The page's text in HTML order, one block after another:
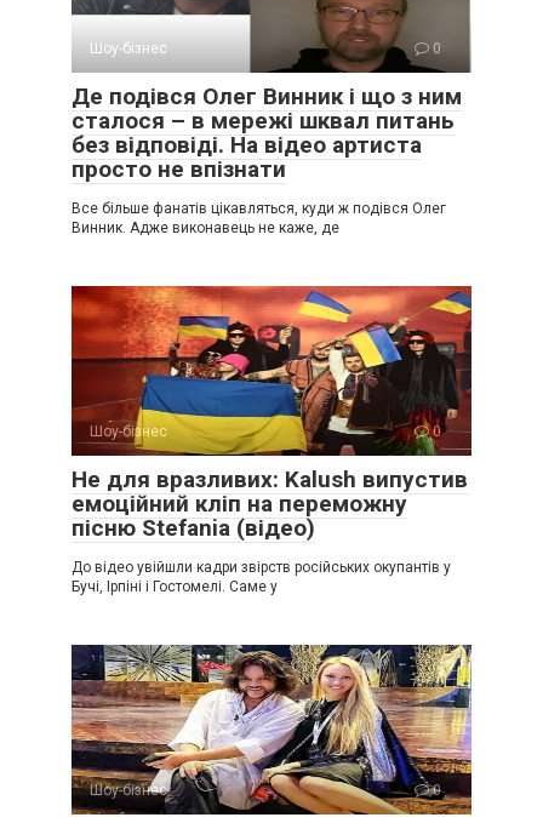
Шоу-бізнес 0
Де подівся Олег Винник і що з ним
сталося – в мережі шквал питань
без відповіді. На відео артиста
просто не впізнати
Все більше фанатів цікавляться, куди ж подівся Олег
Винник. Адже виконавець не каже, де
Шоу-бізнес 0
Не для вразливих: Kalush випустив
емоційний кліп на переможну
пісню Stefania (відео)
До відео увійшли кадри звірств російських окупантів у
Бучі, Ірпіні і Гостомелі. Саме у
Шоу-бізнес 0